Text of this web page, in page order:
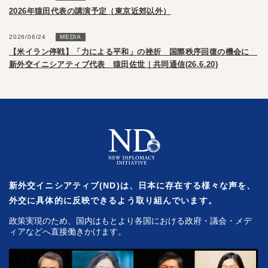
2026年猿田代表の講演予定（東京近郊以外）
2026/06/24 MEDIA
【米イラン停戦】「力による平和」の挫折 国際秩序回復の機会に
新外交イニシアティブ代表 猿田佐世｜共同通信(26.6.20)
新外交イニシアティブ(ND)は、日本に存在する様々な声を、
外交に具体的に反映できるよう取り組んでいます。
政策実現のため、国内はもとより各国における政府・議会・メデ
ィアなどへ直接働きかけます。